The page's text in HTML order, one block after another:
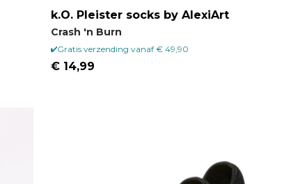
k.O. Pleister socks by AlexiArt
Crash 'n Burn
Gratis verzending vanaf € 49,90
€ 14,99